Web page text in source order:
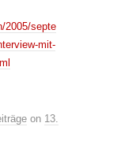
2005/septe
mit-
on 13.